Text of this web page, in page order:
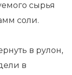
сырья
соли.
в рулон,
в